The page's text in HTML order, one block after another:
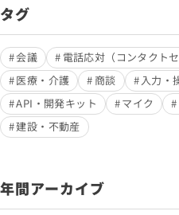
タグ
会議 電話応対（コンタクトセ
医療・介護
商談 入力・
API・開発キット
マイク
建設・不動産
年間アーカイブ